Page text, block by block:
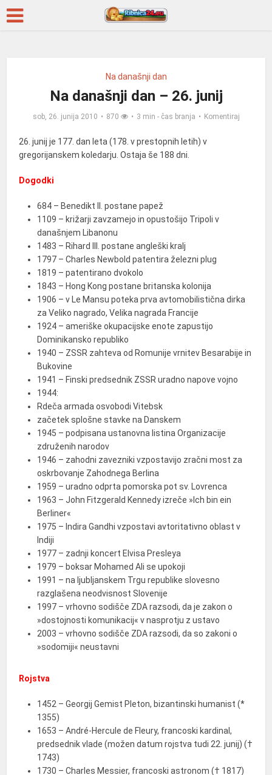
Na današnji dan
Na današnji dan – 26. junij
sob, 26. junija 2010 870 3 min - čas branja Komentiraj
26. junij je 177. dan leta (178. v prestopnih letih) v
gregorijanskem koledarju. Ostaja še 188 dni.
Dogodki
684 – Benedikt II. postane papež
1109 – križarji zavzamejo in opustošijo Tripoli v
današnjem Libanonu
1483 – Rihard III. postane angleški kralj
1797 – Charles Newbold patentira železni plug
1819 – patentirano dvokolo
1843 – Hong Kong postane britanska kolonija
1906 – v Le Mansu poteka prva avtomobilistična dirka
za Veliko nagrado, Velika nagrada Francije
1924 – ameriške okupacijske enote zapustijo
Dominikansko republiko
1940 – ZSSR zahteva od Romunije vrnitev Besarabije in
Bukovine
1941 – Finski predsednik ZSSR uradno napove vojno
1944:
Rdeča armada osvobodi Vitebsk
začetek splošne stavke na Danskem
1945 – podpisana ustanovna listina Organizacije
združenih narodov
1946 – zahodni zavezniki vzpostavijo zračni most za
oskrbovanje Zahodnega Berlina
1959 – uradno odprta pomorska pot sv. Lovrenca
1963 – John Fitzgerald Kennedy izreče »Ich bin ein
Berliner«
1975 – Indira Gandhi vzpostavi avtoritativno oblast v
Indiji
1977 – zadnji koncert Elvisa Presleya
1979 – boksar Mohamed Ali se upokoji
1991 – na ljubljanskem Trgu republike slovesno
razglašena neodvisnost Slovenije
1997 – vrhovno sodišče ZDA razsodi, da je zakon o
»dostojnosti komunikacij« v nasprotju z ustavo
2003 – vrhovno sodišče ZDA razsodi, da so zakoni o
»sodomiji« neustavni
Rojstva
1452 – Georgij Gemist Pleton, bizantinski humanist (*
1355)
1653 – André-Hercule de Fleury, francoski kardinal,
predsednik vlade (možen datum rojstva tudi 22. junij) (†
1743)
1730 – Charles Messier, francoski astronom († 1817)